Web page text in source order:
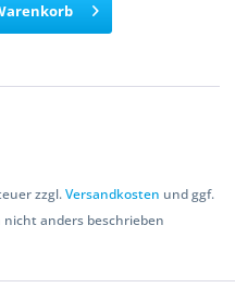
zzgl.Versandkosten und ggf.
anders beschrieben